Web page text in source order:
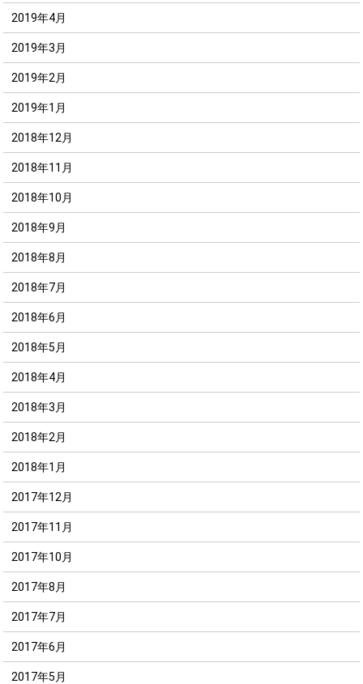
2019年4月
2019年3月
2019年2月
2019年1月
2018年12月
2018年11月
2018年10月
2018年9月
2018年8月
2018年7月
2018年6月
2018年5月
2018年4月
2018年3月
2018年2月
2018年1月
2017年12月
2017年11月
2017年10月
2017年8月
2017年7月
2017年6月
2017年5月